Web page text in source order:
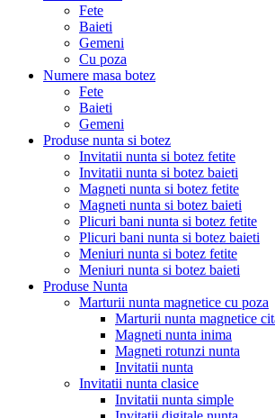
Fete
Baieti
Gemeni
Cu poza
Numere masa botez
Fete
Baieti
Gemeni
Produse nunta si botez
Invitatii nunta si botez fetite
Invitatii nunta si botez baieti
Magneti nunta si botez fetite
Magneti nunta si botez baieti
Plicuri bani nunta si botez fetite
Plicuri bani nunta si botez baieti
Meniuri nunta si botez fetite
Meniuri nunta si botez baieti
Produse Nunta
Marturii nunta magnetice cu poza
Marturii nunta magnetice
Magneti nunta inima
Magneti rotunzi nunta
Invitatii nunta
Invitatii nunta clasice
Invitatii nunta simple